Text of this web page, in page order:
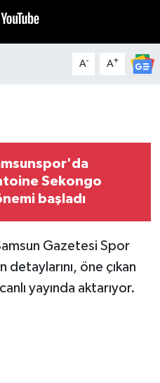
A- A+
Sekongo
başladı
Gazetesi Spor
detaylarını, öne çıkan
yayında aktarıyor.